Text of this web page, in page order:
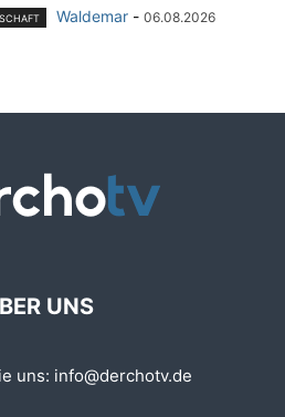
Waldemar - 06.08.2026
UNS
uns: info@derchotv.de